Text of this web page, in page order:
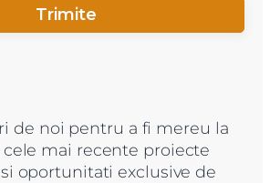
de noi pentru a fi mereu la
mai recente proiecte
oportunitati exclusive de